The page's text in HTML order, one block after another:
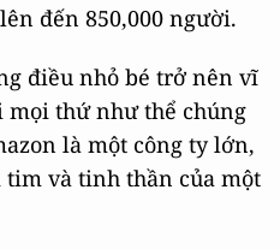
đến 850,000 người.
điều nhỏ bé trở nên vĩ
mọi thứ như thể chúng
là một công ty lớn,
và tinh thần của một